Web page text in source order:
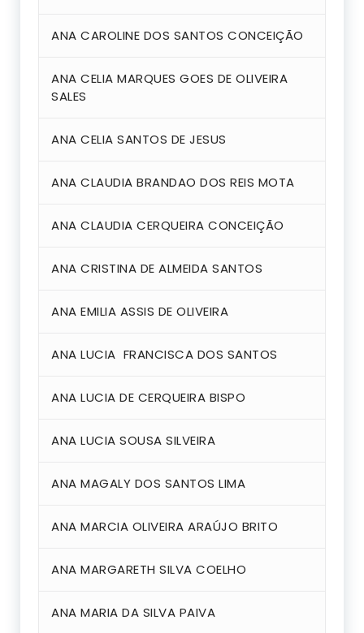
ANA CAROLINE DOS SANTOS CONCEIÇÃO
ANA CELIA MARQUES GOES DE OLIVEIRA
SALES
ANA CELIA SANTOS DE JESUS
ANA CLAUDIA BRANDAO DOS REIS MOTA
ANA CLAUDIA CERQUEIRA CONCEIÇÃO
ANA CRISTINA DE ALMEIDA SANTOS
ANA EMILIA ASSIS DE OLIVEIRA
ANA LUCIA FRANCISCA DOS SANTOS
ANA LUCIA DE CERQUEIRA BISPO
ANA LUCIA SOUSA SILVEIRA
ANA MAGALY DOS SANTOS LIMA
ANA MARCIA OLIVEIRA ARAÚJO BRITO
ANA MARGARETH SILVA COELHO
ANA MARIA DA SILVA PAIVA